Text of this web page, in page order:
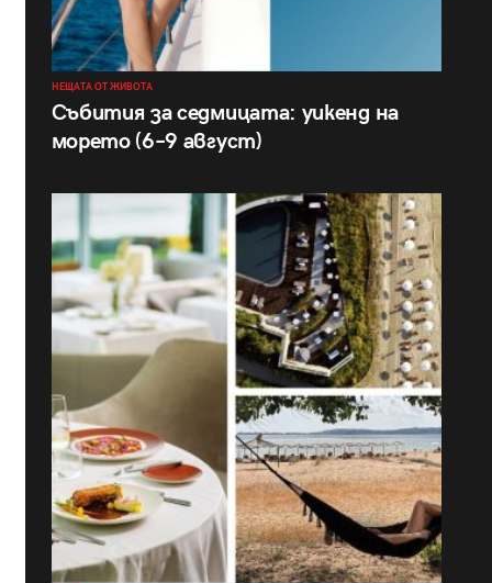
НЕЩАТА ОТ ЖИВОТА
Събития за седмицата: уикенд на
морето (6–9 август)